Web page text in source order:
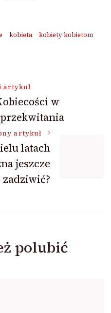
kobieta
kobiety kobietom
artykuł
w
artykuł
latach
jeszcze
polubić